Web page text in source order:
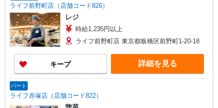
ライフ前野町店（店舗コード826）
レジ
時給1,235円以上
ライフ前野町店 東京都板橋区前野町1-20-18
キープ 詳細を見る
パート
ライフ赤塚店（店舗コード822）